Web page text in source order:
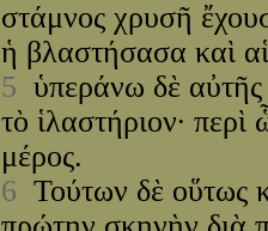
στάμνος χρυσῆ
ἡ βλαστήσασα καὶ
5 ὑπεράνω δὲ
τὸ ἱλαστήριον·
μέρος.
6 Τούτων δὲ οὕτως